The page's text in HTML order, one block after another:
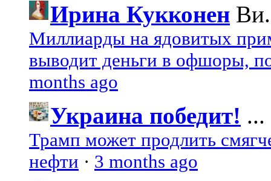
Ирина Кукконен
Миллиарды на ядовитых
выводит деньги в офшоры,
months ago
Украина победит! ...
Трамп может продлить
нефти · 3 months ago